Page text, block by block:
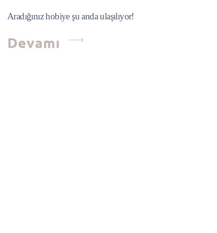
Aradığınız hobiye şu anda ulaşılıyor!
Devamı